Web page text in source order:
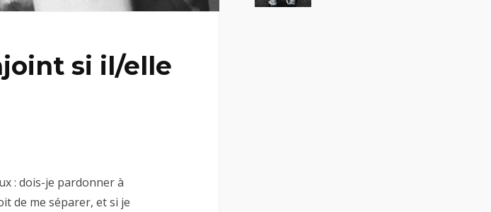
si il/elle
: dois-je pardonner à
de me séparer, et si je